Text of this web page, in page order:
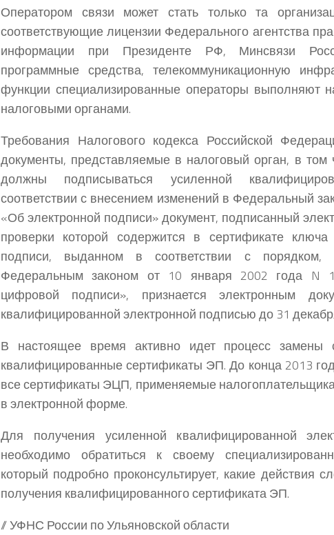
Оператором связи может стать только та
соответствующие лицензии Федерального агентства
информации при Президенте РФ, Минсвязи
программные средства, телекоммуникационную
функции специализированные операторы выполняют
налоговыми органами.
Требования Налогового кодекса Российской
документы, представляемые в налоговый орган, в том
должны подписываться усиленной
соответствии с внесением изменений в Федеральный
«Об электронной подписи» документ, подписанный
проверки которой содержится в сертификате ключа
подписи, выданном в соответствии с порядком,
Федеральным законом от 10 января 2002 года N
цифровой подписи», признается электронным
квалифицированной электронной подписью до 31
В настоящее время активно идет процесс
квалифицированные сертификаты ЭП. До конца 2013
все сертификаты ЭЦП, применяемые
в электронной форме.
Для получения усиленной квалифицированной
необходимо обратиться к своему
который подробно проконсультирует, какие действия
получения квалифицированного сертификата ЭП.
// УФНС России по Ульяновской области